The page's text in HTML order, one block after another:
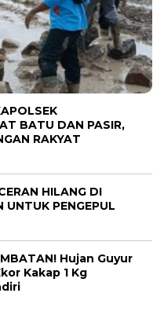
BATU DAN PASIR,
RAKYAT
HILANG DI
UNTUK PENGEPUL
Hujan Guyur
Kakap 1 Kg